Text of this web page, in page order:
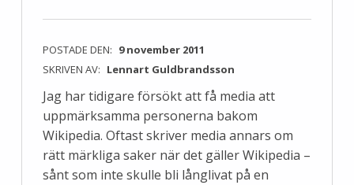
POSTADE DEN: 9 november 2011
SKRIVEN AV: Lennart Guldbrandsson
Jag har tidigare försökt att få media att
uppmärksamma personerna bakom
Wikipedia. Oftast skriver media annars om
rätt märkliga saker när det gäller Wikipedia –
sånt som inte skulle bli långlivat på en